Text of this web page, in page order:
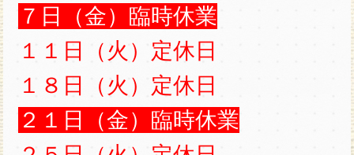
７日（金）臨時休業
１１日（火）定休日
１８日（火）定休日
２１日（金）臨時休業